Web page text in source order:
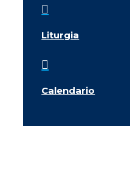

Liturgia

Calendario